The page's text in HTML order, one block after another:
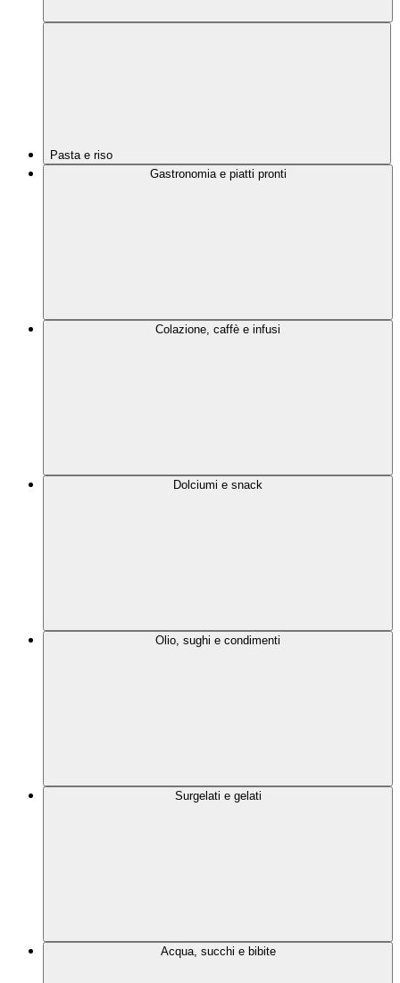
Pasta e riso
Gastronomia e piatti pronti
Colazione, caffè e infusi
Dolciumi e snack
Olio, sughi e condimenti
Surgelati e gelati
Acqua, succhi e bibite